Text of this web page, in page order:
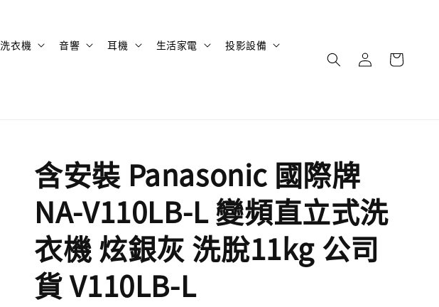
洗衣機 音響 耳機 生活家電 投影設備
含安裝 Panasonic 國際牌
NA-V110LB-L 變頻直立式洗
衣機 炫銀灰 洗脫11kg 公司
貨 V110LB-L